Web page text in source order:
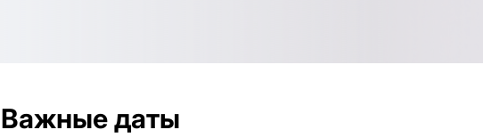
Важные даты